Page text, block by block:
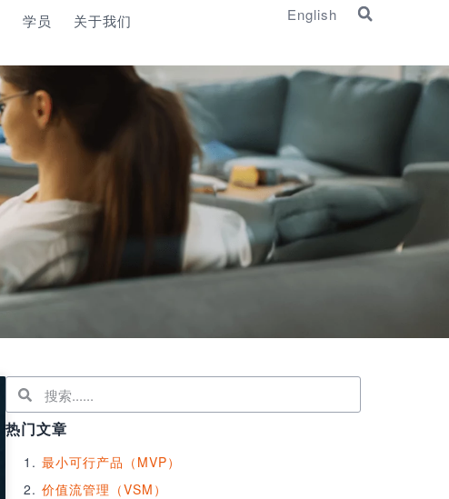
学员 关于我们 English
热门文章
最小可行产品（MVP）
价值流管理（VSM）